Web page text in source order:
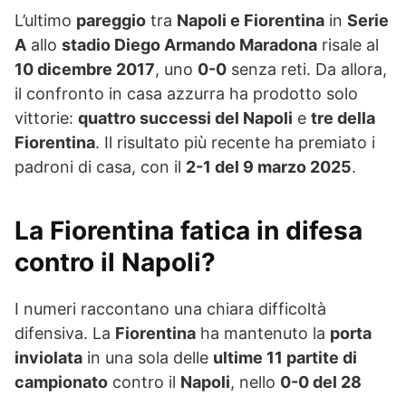
L’ultimo pareggio tra Napoli e Fiorentina in Serie
A allo stadio Diego Armando Maradona risale al
10 dicembre 2017, uno 0-0 senza reti. Da allora,
il confronto in casa azzurra ha prodotto solo
vittorie: quattro successi del Napoli e tre della
Fiorentina. Il risultato più recente ha premiato i
padroni di casa, con il 2-1 del 9 marzo 2025.
La Fiorentina fatica in difesa
contro il Napoli?
I numeri raccontano una chiara difficoltà
difensiva. La Fiorentina ha mantenuto la porta
inviolata in una sola delle ultime 11 partite di
campionato contro il Napoli, nello 0-0 del 28